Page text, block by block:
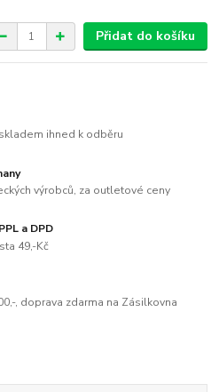
Přidat do košíku
ihned k odběru
výrobců, za outletové ceny
a DPD
49,-Kč
, doprava zdarma na Zásilkovna